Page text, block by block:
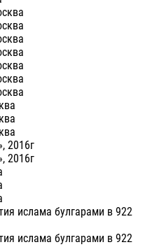
2016г
2016г
ислама булгарами в 922
ислама булгарами в 922